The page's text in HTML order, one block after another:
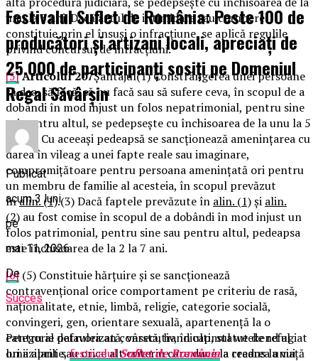
unu la 5 ani. Dacă actul de intimidare sau corupere
constituie prin el însuși o infracțiune, se aplică regulile
privind concursul de infracțiuni.
[5]Articolul 207Șantajul(1) Constrângerea unei persoane
să dea, să facă, să nu facă sau să sufere ceva, în scopul de a
dobândi în mod injust un folos nepatrimonial, pentru sine
ori pentru altul, se pedepsește cu închisoarea de la unu la 5
ani.(2) Cu aceeași pedeapsă se sancționează amenințarea cu
darea în vileag a unei fapte reale sau imaginare,
compromițătoare pentru persoana amenințată ori pentru
un membru de familie al acesteia, în scopul prevăzut
înalin. (1).(3) Dacă faptele prevăzute în alin. (1)și alin.
(2) au fost comise în scopul de a dobândi în mod injust un
folos patrimonial, pentru sine sau pentru altul, pedeapsa
este închisoarea de la 2 la 7 ani.
[6](5) Constituie hărțuire și se sancționează
contravențional orice comportament pe criteriu de rasă,
naționalitate, etnie, limbă, religie, categorie socială,
convingeri, gen, orientare sexuală, apartenență la o
categorie defavorizată, vârstă, handicap, statut de refugiat
ori azilant sau orice alt criteriu care duce la crearea unui
Festivalul Suflet de România: Peste 100 de
producători și artizani locali, apreciați de
25.000 de participanți sosiți pe Domeniul
Regal Săvârșin
Publicat
acum 3 luni
pe
mai 11, 2026
De
Succes
Pentru al patrulea an consecutiv, în ultimul weekend al
lunii aprilie,festivalulSuflet de Româniaa readus la viață